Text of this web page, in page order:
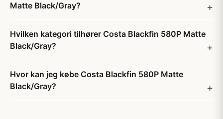
Matte Black/Gray?
Hvilken kategori tilhører Costa Blackfin 580P Matte
Black/Gray?
Hvor kan jeg købe Costa Blackfin 580P Matte
Black/Gray?